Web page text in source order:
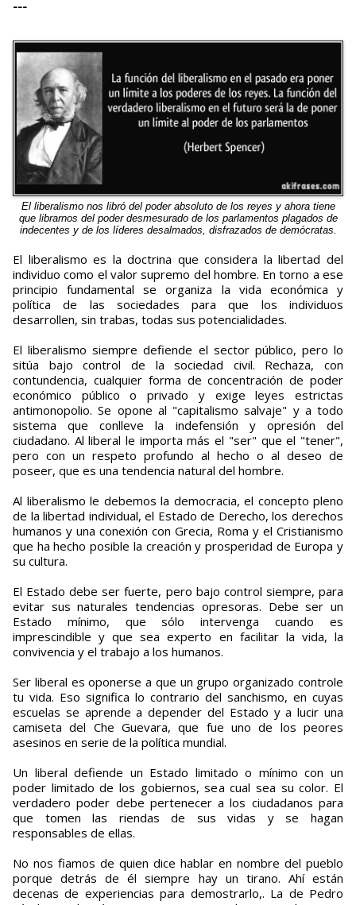
---
El liberalismo nos libró del poder absoluto de los reyes y ahora tiene
que librarnos del poder desmesurado de los parlamentos plagados de
indecentes y de los líderes desalmados, disfrazados de demócratas.
El liberalismo es la doctrina que considera la libertad del
individuo como el valor supremo del hombre. En torno a ese
principio fundamental se organiza la vida económica y
política de las sociedades para que los individuos
desarrollen, sin trabas, todas sus potencialidades.
El liberalismo siempre defiende el sector público, pero lo
sitúa bajo control de la sociedad civil. Rechaza, con
contundencia, cualquier forma de concentración de poder
económico público o privado y exige leyes estrictas
antimonopolio. Se opone al "capitalismo salvaje" y a todo
sistema que conlleve la indefensión y opresión del
ciudadano. Al liberal le importa más el "ser" que el "tener",
pero con un respeto profundo al hecho o al deseo de
poseer, que es una tendencia natural del hombre.
Al liberalismo le debemos la democracia, el concepto pleno
de la libertad individual, el Estado de Derecho, los derechos
humanos y una conexión con Grecia, Roma y el Cristianismo
que ha hecho posible la creación y prosperidad de Europa y
su cultura.
El Estado debe ser fuerte, pero bajo control siempre, para
evitar sus naturales tendencias opresoras. Debe ser un
Estado mínimo, que sólo intervenga cuando es
imprescindible y que sea experto en facilitar la vida, la
convivencia y el trabajo a los humanos.
Ser liberal es oponerse a que un grupo organizado controle
tu vida. Eso significa lo contrario del sanchismo, en cuyas
escuelas se aprende a depender del Estado y a lucir una
camiseta del Che Guevara, que fue uno de los peores
asesinos en serie de la política mundial.
Un liberal defiende un Estado limitado o mínimo con un
poder limitado de los gobiernos, sea cual sea su color. El
verdadero poder debe pertenecer a los ciudadanos para
que tomen las riendas de sus vidas y se hagan
responsables de ellas.
No nos fiamos de quien dice hablar en nombre del pueblo
porque detrás de él siempre hay un tirano. Ahí están
decenas de experiencias para demostrarlo,. La de Pedro